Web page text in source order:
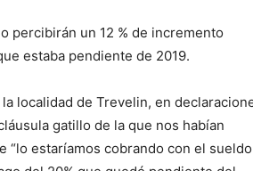
percibirán un 12 % de incremento
estaba pendiente de 2019.
localidad de Trevelin, en
gatillo de la que nos habían
“lo estaríamos cobrando con el sueldo